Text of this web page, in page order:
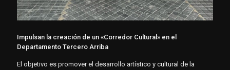
Impulsan la creación de un «Corredor Cultural» en el
Departamento Tercero Arriba
El objetivo es promover el desarrollo artístico y cultural de la